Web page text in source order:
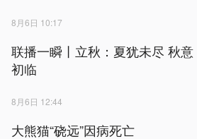
8月6日 10:17
联播一瞬丨立秋：夏犹未尽 秋意
初临
8月6日 12:44
大熊猫“硗远”因病死亡